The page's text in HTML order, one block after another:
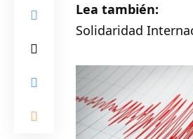
Lea también:
Solidaridad